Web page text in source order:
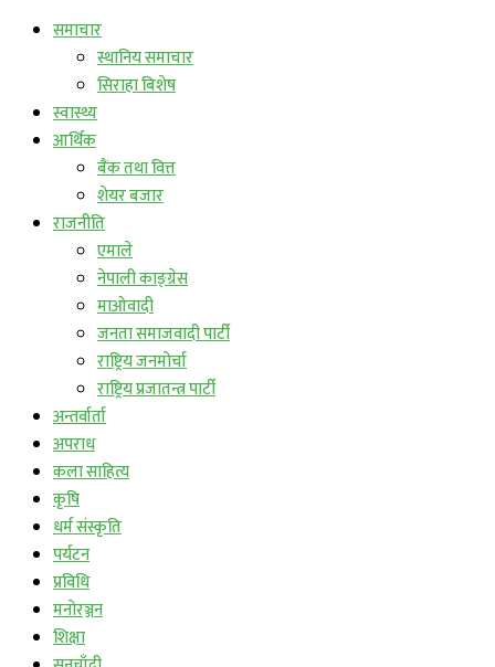
समाचार
स्थानिय समाचार
सिराहा बिशेष
स्वास्थ्य
आर्थिक
बैंक तथा वित्त
शेयर बजार
राजनीति
एमाले
नेपाली काङ्ग्रेस
माओवादी
जनता समाजवादी पार्टी
राष्ट्रिय जनमोर्चा
राष्ट्रिय प्रजातन्त्र पार्टी
अन्तर्वार्ता
अपराध
कला साहित्य
कृषि
धर्म संस्कृति
पर्यटन
प्रविधि
मनोरञ्जन
शिक्षा